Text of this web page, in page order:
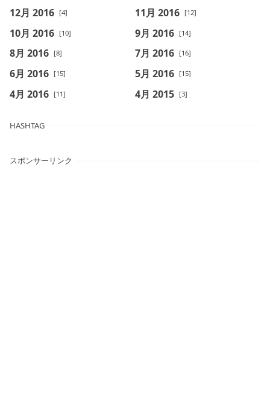
12月 2016 [4] 11月 2016 [12]
10月 2016 [10] 9月 2016 [14]
8月 2016 [8] 7月 2016 [16]
6月 2016 [15] 5月 2016 [15]
4月 2016 [11] 4月 2015 [3]
HASHTAG
スポンサーリンク